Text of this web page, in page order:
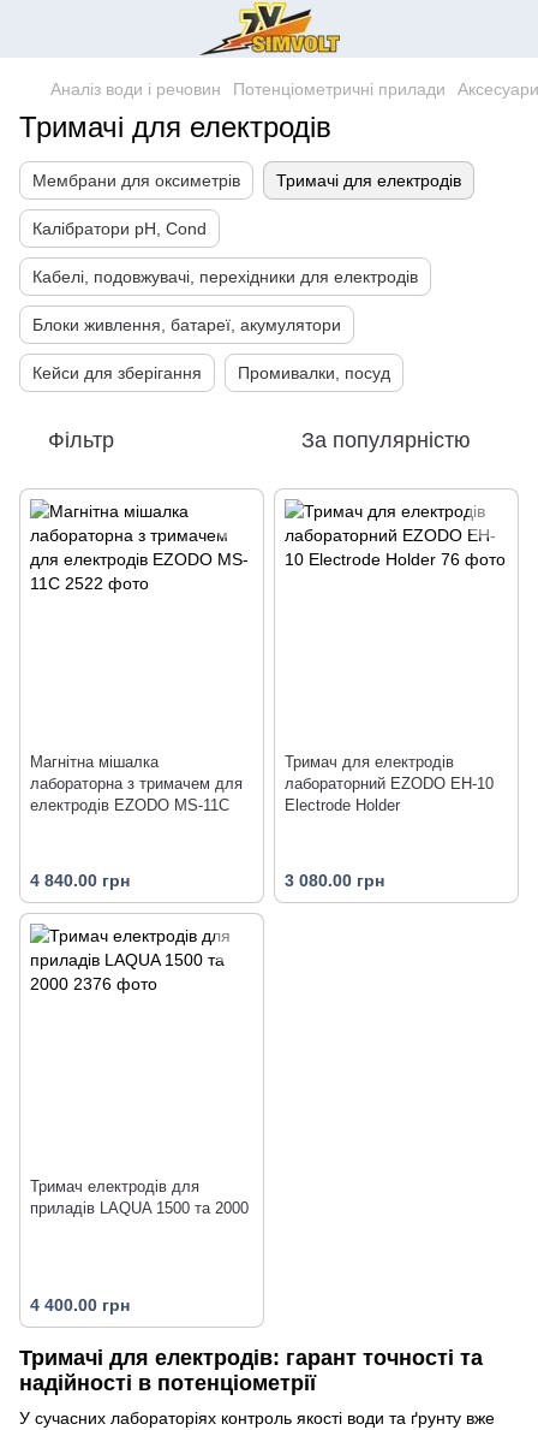
Аналіз води і речовин Потенціометричні прилади
Тримачі для електродів
Мембрани для оксиметрів Тримачі для електродів
Калібратори pH, Cond
Кабелі, подовжувачі, перехідники для електродів
Блоки живлення, батареї, акумулятори
Кейси для зберігання Промивалки, посуд
Фільтр За популярністю
Магнітна мішалка
лабораторна з тримачем для
електродів EZODO MS-11C
4 840.00 грн
Тримач для електродів
лабораторний EZODO EH-10
Electrode Holder
3 080.00 грн
Тримач електродів для
приладів LAQUA 1500 та 2000
4 400.00 грн
Тримачі для електродів: гарант точності та
надійності в потенціометрії
У сучасних лабораторіях контроль якості води та ґрунту вже